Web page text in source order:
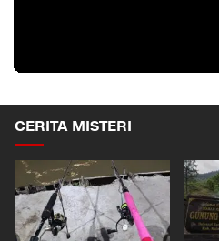
CERITA MISTERI